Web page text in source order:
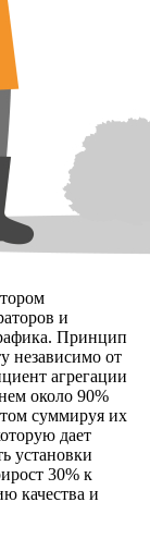
и
Принцип
независимо от
агрегации
около 90%
суммируя их
дает
установки
30% к
качества и